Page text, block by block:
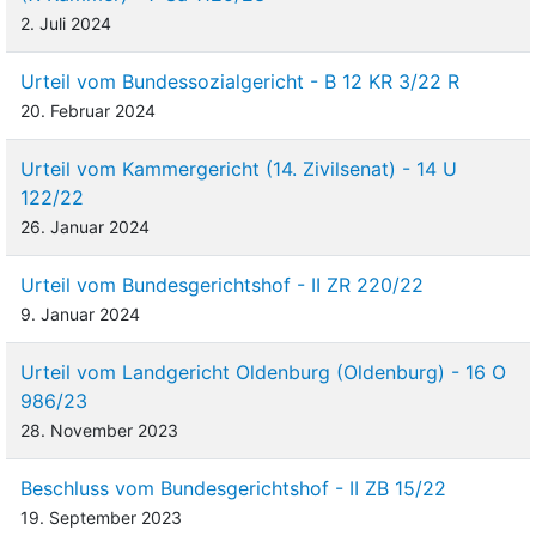
mitgeteilt habe, dass er dem Verkauf des Grundstücks nicht
zustimme und es an einem entsprechenden
Gesellschafterbeschluss fehle. Jedenfalls, so die Klägerin, habe
der Beklagte grob fahrlässig die Augen davor verschlossen,
3
Das Landgericht hat der Klage auf Zustimmung zur
Löschung der Auflassungsvormerkung stattgegeben, weil der
Kaufvertrag in Ermangelung einer nach
erforderlichen Zustimmung unwirksam sei. Das
Berufungsgericht hat das landgerichtliche Urteil aufgehoben und
die Klage abgewiesen. Mit ihrer vom Senat zugelassenen
landgerichtlichen Urteils.
Entscheidungsgründe
an das Berufungsgericht.
2. Juli 2024
Urteil vom Bundessozialgericht - B 12 KR 3/22 R
20. Februar 2024
Urteil vom Kammergericht (14. Zivilsenat) - 14 U
122/22
26. Januar 2024
Urteil vom Bundesgerichtshof - II ZR 220/22
9. Januar 2024
Urteil vom Landgericht Oldenburg (Oldenburg) - 16 O
986/23
28. November 2023
Beschluss vom Bundesgerichtshof - II ZB 15/22
19. September 2023